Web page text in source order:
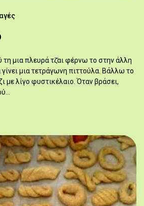
μια πλευρά τζ̆αι φέρνω το στην άλλη
μια τετράγωνη πιττούλα. Βάλλω το
με λίγο φυστικέλαιο. Όταν βράσει,